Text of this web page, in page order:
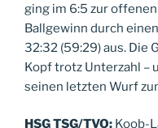
ging im 6:5 zur
Ballgewinn durch
32:32 (59:29) aus. Die
Kopf trotz Unterzahl –
seinen letzten Wurf
HSG TSG/TVO: Koob-